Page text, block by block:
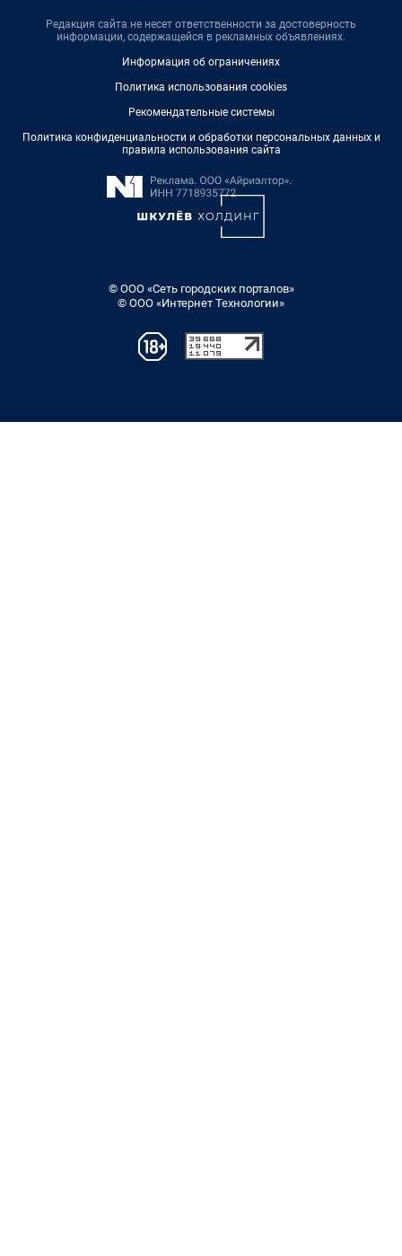
Редакция сайта не несет ответственности за достоверность
информации, содержащейся в рекламных объявлениях.
Информация об ограничениях
Политика использования cookies
Рекомендательные системы
Политика конфиденциальности и обработки персональных данных и
правила использования сайта
© ООО «Сеть городских порталов»
© ООО «Интернет Технологии»